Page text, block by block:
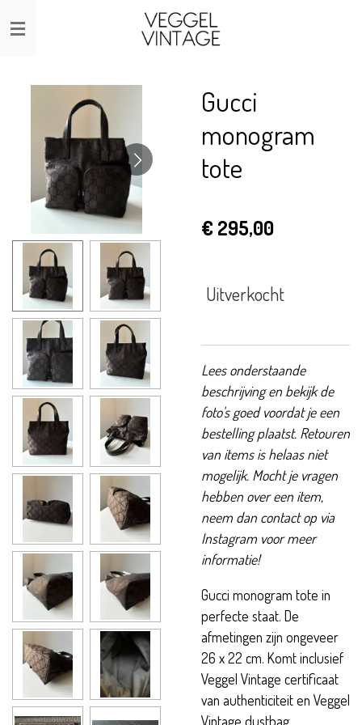
Ga
direct
hoofdinhoud
Gucci
monogram
tote
€ 295,00
Uitverkocht
Lees onderstaande
beschrijving en bekijk de
foto's goed voordat je een
bestelling plaatst. Retouren
van items is helaas niet
mogelijk. Mocht je vragen
hebben over een item,
neem dan contact op via
Instagram voor meer
informatie!
Gucci monogram tote in
perfecte staat. De
afmetingen zijn ongeveer
26 x 22 cm. Komt inclusief
Veggel Vintage certificaat
van authenticiteit en Veggel
Vintage dustbag.